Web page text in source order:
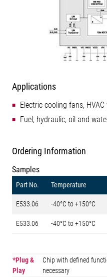
Applications
Electric cooling fans,
Fuel, hydraulic, oil and
Ordering Information
Samples
Part No. Temperature
E533.06 -40°C to +150°C
E533.06 -40°C to +150°C
*Plug &
Play
Chip with defined
necessary